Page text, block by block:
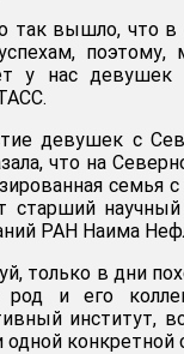
так вышло, что в
у нас девушек
девушек с
что на
семья
старший
РАН Наима
только в дни
и его
институт,
одной